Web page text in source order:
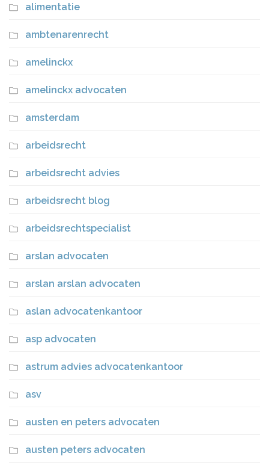
alimentatie
ambtenarenrecht
amelinckx
amelinckx advocaten
amsterdam
arbeidsrecht
arbeidsrecht advies
arbeidsrecht blog
arbeidsrechtspecialist
arslan advocaten
arslan arslan advocaten
aslan advocatenkantoor
asp advocaten
astrum advies advocatenkantoor
asv
austen en peters advocaten
austen peters advocaten